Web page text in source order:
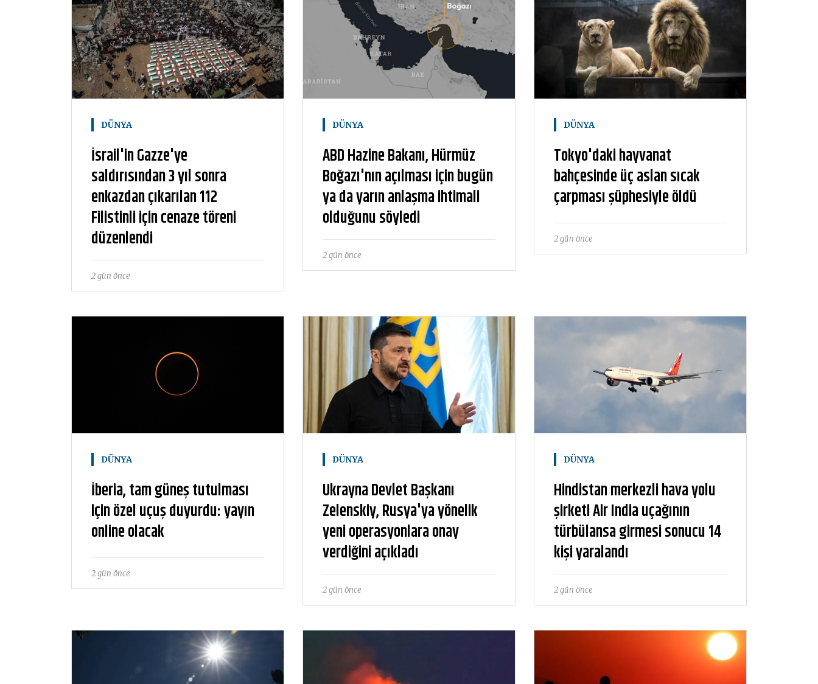
DÜNYA
İsrail'in Gazze'ye
saldırısından 3 yıl sonra
enkazdan çıkarılan 112
Filistinli için cenaze töreni
düzenlendi
2 gün önce
DÜNYA
ABD Hazine Bakanı, Hürmüz
Boğazı'nın açılması için bugün
ya da yarın anlaşma ihtimali
olduğunu söyledi
2 gün önce
DÜNYA
Tokyo'daki hayvanat
bahçesinde üç aslan sıcak
çarpması şüphesiyle öldü
2 gün önce
DÜNYA
İberia, tam güneş tutulması
için özel uçuş duyurdu: yayın
online olacak
2 gün önce
DÜNYA
Ukrayna Devlet Başkanı
Zelenskiy, Rusya'ya yönelik
yeni operasyonlara onay
verdiğini açıkladı
2 gün önce
DÜNYA
Hindistan merkezli hava yolu
şirketi Air India uçağının
türbülansa girmesi sonucu 14
kişi yaralandı
2 gün önce